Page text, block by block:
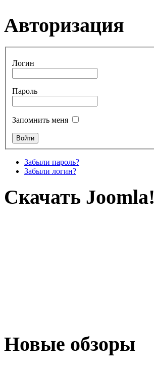
Авторизация
Логин
Пароль
Запомнить меня
Забыли пароль?
Забыли логин?
Скачать Joomla!
Новые обзоры